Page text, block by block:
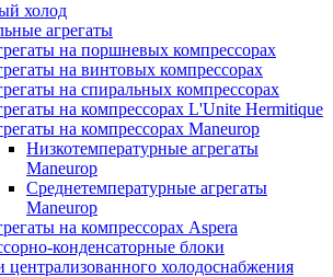
холод
агрегаты
на поршневых компрессорах
на винтовых компрессорах
на спиральных компрессорах
на компрессорах L'Unite Hermitique
на компрессорах Maneurop
Низкотемпературные агрегаты
Maneurop
Среднетемпературные агрегаты
Maneurop
на компрессорах Aspera
конденсаторные блоки
централизованного холодоснабжения